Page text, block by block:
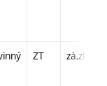
ZT zá,zk